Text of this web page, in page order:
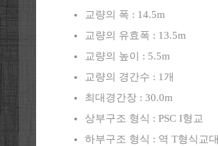
교량의 폭 : 14.5m
교량의 유효폭 : 13.5m
교량의 높이 : 5.5m
교량의 경간수 : 1개
최대경간장 : 30.0m
상부구조 형식 : PSC I형교
하부구조 형식 : 역 T형식교대